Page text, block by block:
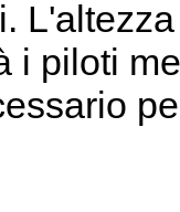
i piloti